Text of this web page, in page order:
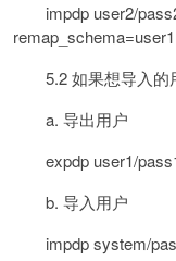
impdp user2/
5.2 如果想导入
a. 导出用户
expdp user1/
b. 导入用户
impdp system/